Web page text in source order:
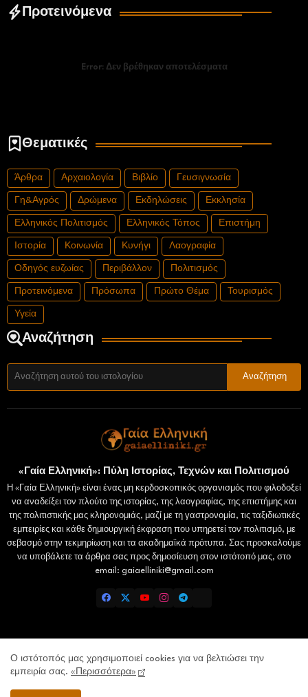
Προτεινόμενα
Error: Δεν βρέθηκαν αποτελέσματα
Θεματικές
Άρθρα Αρχαιολογία Βιβλίο Γευσιγνωσία
Γη&Αγρός Δρώμενα Εκδηλώσεις Εκκλησία
Ελληνικός Πολιτισμός Ελληνικός Τόπος Επιστήμη
Ιστορία Κοινωνία Κυνήγι Λαογραφία
Οδηγός ευζωίας Περιβάλλον Πολιτισμός
Προτεινόμενα Πρόσωπα Πρώτο Θέμα Τουρισμός
Υγεία
Αναζήτηση
«Γαία Ελληνική»: Πύλη Ιστορίας, Τεχνών και Πολιτισμού
Η «Γαία Ελληνική» είναι ένας μη κερδοσκοπικός οργανισμός που φιλοδοξεί
να αναδείξει τον πλούτο της ιστορίας, της λαογραφίας, της επιστήμης και
της πολιτιστικής μας κληρονομιάς, μαζί με τη γαστρονομία, τις ταξιδιωτικές
εμπειρίες και κάθε δημιουργική έκφραση που υπηρετεί τον πολιτισμό, με
σεβασμό στην τεκμηρίωση και τα ακαδημαϊκά πρότυπα. Σας προσκαλούμε
να υποβάλετε τα άρθρα σας προς δημοσίευση στον ιστότοπό μας, στο
email: gaiaelliniki@gmail.com
Home Επικοινωνία
Πολιτική Απορρήτου
Lamiatimes.gr
Domokosnews.gr
Ο ιστότοπός μας χρησιμοποιεί cookies για να βελτιώσει την
εμπειρία σας. «Περισσότερα»